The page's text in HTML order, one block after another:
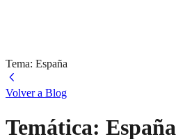
Tema: España
Volver a Blog
Temática: España